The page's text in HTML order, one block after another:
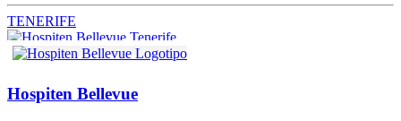
TENERIFE
Hospiten Bellevue